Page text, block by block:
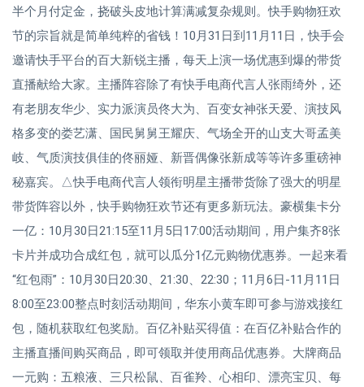
半个月付定金，挠破头皮地计算满减复杂规则。快手购物狂欢
节的宗旨就是简单纯粹的省钱！10月31日到11月11日，快手会
邀请快手平台的百大新锐主播，每天上演一场优惠到爆的带货
直播献给大家。主播阵容除了有快手电商代言人张雨绮外，还
有老朋友华少、实力派演员佟大为、百变女神张天爱、演技风
格多变的娄艺潇、国民舅舅王耀庆、气场全开的山支大哥孟美
岐、气质演技俱佳的佟丽娅、新晋偶像张新成等等许多重磅神
秘嘉宾。△快手电商代言人领衔明星主播带货除了强大的明星
带货阵容以外，快手购物狂欢节还有更多新玩法。豪横集卡分
一亿：10月30日21:15至11月5日17:00活动期间，用户集齐8张
卡片并成功合成红包，就可以瓜分1亿元购物优惠券。一起来看
“红包雨”：10月30日20:30、21:30、22:30；11月6日-11月11日
8:00至23:00整点时刻活动期间，华东小黄车即可参与游戏接红
包，随机获取红包奖励。百亿补贴买得值：在百亿补贴合作的
主播直播间购买商品，即可领取并使用商品优惠券。大牌商品
一元购：五粮液、三只松鼠、百雀羚、心相印、漂亮宝贝、每